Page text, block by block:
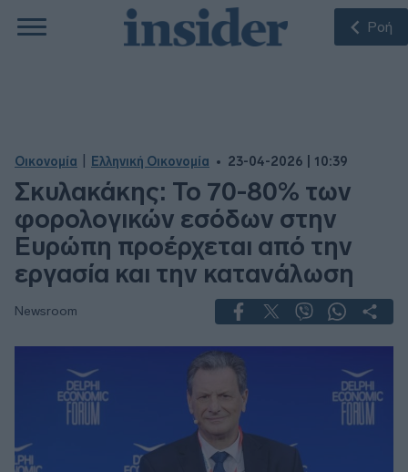
Ροή
Οικονομία Ελληνική Οικονομία 23-04-2026 | 10:39
Σκυλακάκης: Το 70-80% των
φορολογικών εσόδων στην
Ευρώπη προέρχεται από την
εργασία και την κατανάλωση
Newsroom